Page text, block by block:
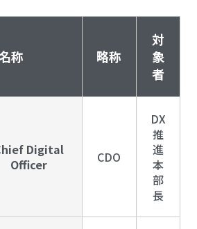
称 略称
対
象
者
Digital
Officer
CDO
DX
推
進
本
部
長